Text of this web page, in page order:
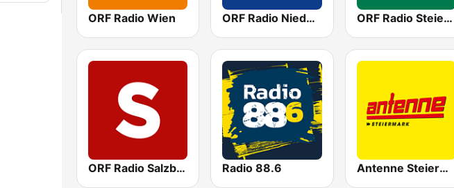
ORF Radio Wien ORF Radio Niederösterreich ORF Radio Steiermark
ORF Radio Salzburg Radio 88.6 Antenne Steiermark